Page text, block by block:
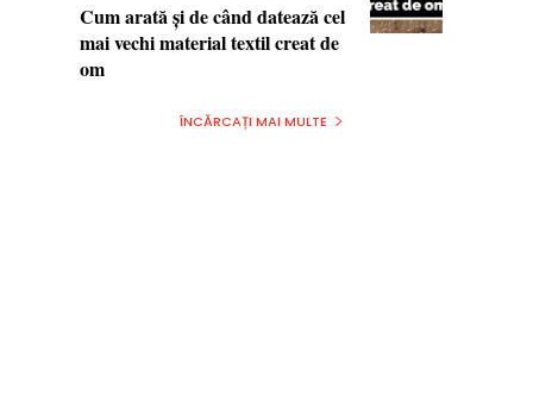
Cum arată şi de când datează cel
mai vechi material textil creat de
om
ÎNCĂRCAȚI MAI MULTE